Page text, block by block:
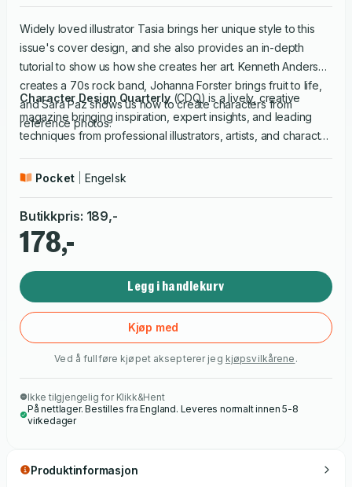
Widely loved illustrator Tasia brings her unique style to this
issue's cover design, and she also provides an in-depth
tutorial to show us how she creates her art. Kenneth Anderson
creates a 70s rock band, Johanna Forster brings fruit to life,
and Sara Paz shows us how to create characters from
reference photos.
Character Design Quarterly(CDQ) is a lively, creative
magazine bringing inspiration, expert insights, and leading
techniques from professional illustrators, artists, and character
tutorials on creating diverse characters, enabling you to
creating amazing characters. Learn new ways to develop
your own ideas, and discover from the artists what it is like to
work for prolific animation studios such as Disney, Warner
Pocket Engelsk
Butikkpris: 189,-
178,-
Legg i handlekurv
Kjøp med
Ved å fullføre kjøpet aksepterer jeg kjøpsvilkårene .
Ikke tilgjengelig for Klikk&Hent
På nettlager. Bestilles fra England. Leveres normalt innen 5-8
virkedager
Produktinformasjon